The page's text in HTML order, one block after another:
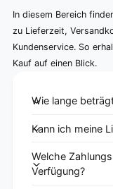
In diesem Bereich
zu Lieferzeit,
Kundenservice. So
Kauf auf einen Blick.
Wie lange
Kann ich meine
Welche
Verfügung?